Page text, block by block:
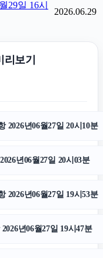
29일 16시
2026.06.29
보기
2026년06월27일 20시10분
년06월27일 20시03분
2026년06월27일 19시53분
년06월27일 19시47분